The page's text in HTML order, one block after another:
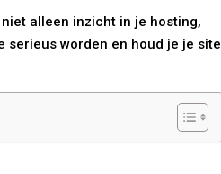
alleen inzicht in je hosting,
serieus worden en houd je je site